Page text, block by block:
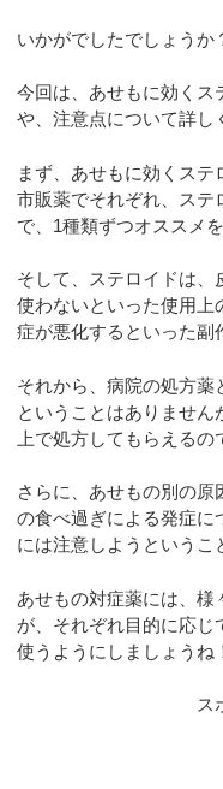
いかがでしたでしょうか
今回は、あせもに効くス
や、注意点について詳し
まず、あせもに効くス
市販薬でそれぞれ、ステ
で、1種類ずつオススメ
そして、ステロイドは、
使わないといった使用上
症が悪化するといった副
それから、病院の処方薬
ということはありません
上で処方してもらえるの
さらに、あせもの別の
の食べ過ぎによる発症に
には注意しようというこ
あせもの対症薬には、様
が、それぞれ目的に応じ
使うようにしましょうね
ス